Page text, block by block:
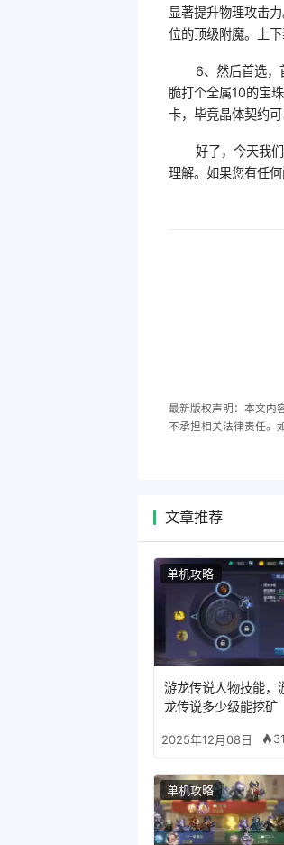
显著提升物理攻击
位的顶级附魔。上下
6、然后首选，
脆打个全属10的宝
卡，毕竟晶体契约
好了，今天我
理解。如果您有任
最新版权声明：本文内
不承担相关法律责任。
文章推荐
游龙传说人物技能，
龙传说多少级能挖矿
2025年12月08日
单机攻略
单机攻略